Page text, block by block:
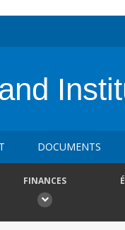
DOCUMENTS
FINANCES